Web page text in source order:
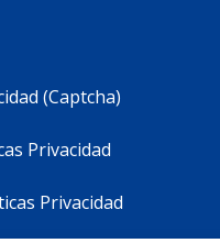
(Captcha)
Privacidad
Privacidad